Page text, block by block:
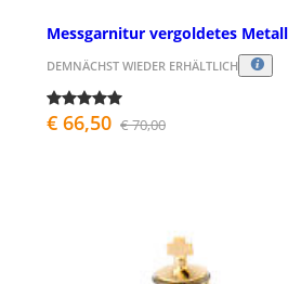
Messgarnitur vergoldetes Metall
DEMNÄCHST WIEDER ERHÄLTLICH
€ 66,50 € 70,00